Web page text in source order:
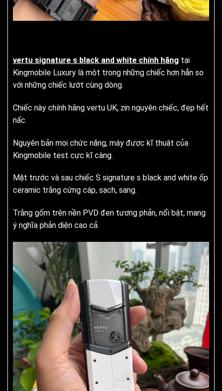
vertu signature s black and white chính hãng tại
Kingmobile Luxury là một trong những chiếc hơn hẳn so
với những chiếc lướt cùng dòng.
Chiếc này chính hãng vertu UK, zin nguyên chiếc, đẹp hết
nấc.
Nguyên bản mọi chức năng, máy được kĩ thuật của
Kingmobile test cực kĩ càng.
Mặt trước và sau chiếc S signature s black and white ốp
ceramic trắng cứng cáp, sạch, sang.
Trắng gốm trên nền PVD đen tương phản, nổi bật, mang
ý nghĩa phản diện cao cả.